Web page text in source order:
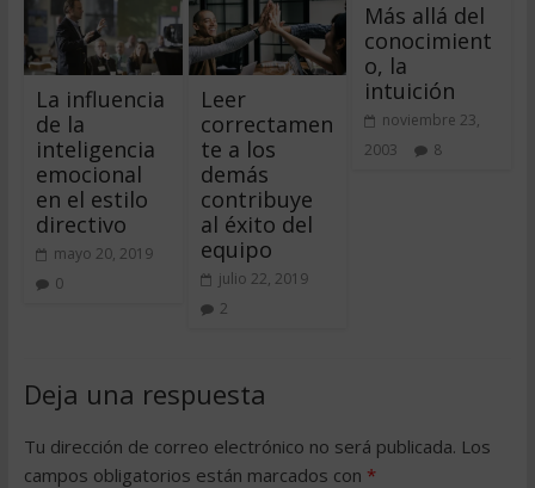
La influencia
de la
inteligencia
emocional
en el estilo
directivo
mayo 20, 2019
0
Leer
correctamen
te a los
demás
contribuye
al éxito del
equipo
julio 22, 2019
2
Más allá del
conocimient
o, la
intuición
noviembre 23,
2003
8
Deja una respuesta
Tu dirección de correo electrónico no será publicada. Los
campos obligatorios están marcados con *